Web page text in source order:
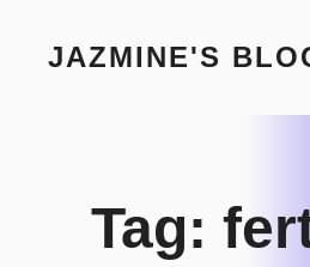
contentJAZMINE'S
Tag: